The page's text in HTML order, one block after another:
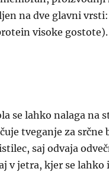
na dve glavni
visoke gostote).
se lahko nalaga na
tveganje za srčne
saj odvaja
v jetra, kjer se lahko